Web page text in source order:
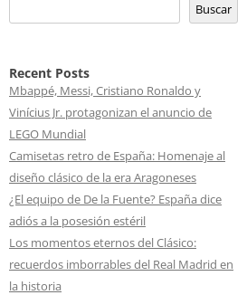
Buscar
Recent Posts
Mbappé, Messi, Cristiano Ronaldo y
Vinícius Jr. protagonizan el anuncio de
LEGO Mundial
Camisetas retro de España: Homenaje al
diseño clásico de la era Aragoneses
¿El equipo de De la Fuente? España dice
adiós a la posesión estéril
Los momentos eternos del Clásico:
recuerdos imborrables del Real Madrid en
la historia